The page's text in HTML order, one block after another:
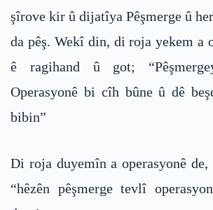
şîrove kir û dijatîya Pêşmerge û
da pêş. Wekî din, di roja yekem a
ê ragihand û got;
Operasyonê bi cîh bûne û dê
bibin”
Di roja duyemîn a operasyonê de,
“hêzên pêşmerge tevlî